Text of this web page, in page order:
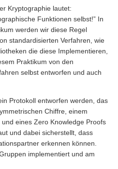
Kryptographie lautet:
Funktionen selbst!” In
werden wir diese Regel
standardisierten Verfahren, wie
die diese Implementieren,
Praktikum von den
selbst entworfen und auch
Protokoll entworfen werden, das
Chiffre, einem
eines Zero Knowledge Proofs
und dabei sicherstellt, dass
erkennen können.
implementiert und am